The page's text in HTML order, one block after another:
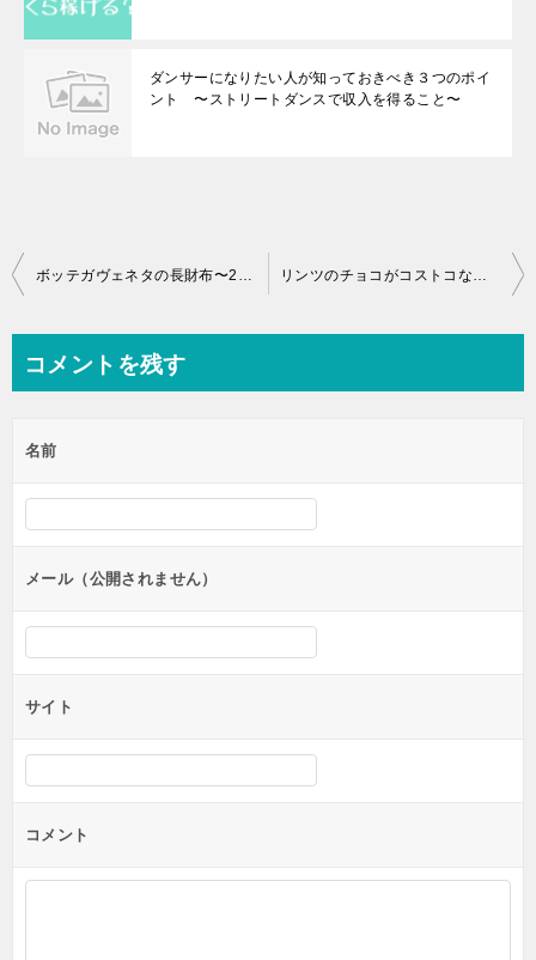
ダンサーになりたい人が知っておきべき３つのポイ
ント 〜ストリートダンスで収入を得ること〜
投
ビ
ー
シ
ョ
ン
コメントを残す
名前
メール（公開されません）
サイト
コメント